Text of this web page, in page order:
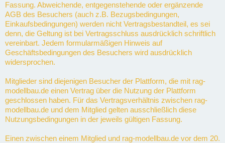
Fassung. Abweichende, entgegenstehende oder ergänzende
AGB des Besuchers (auch z.B. Bezugsbedingungen,
Einkaufsbedingungen) werden nicht Vertragsbestandteil, es sei
denn, die Geltung ist bei Vertragsschluss ausdrücklich schriftlich
vereinbart. Jedem formularmäßigen Hinweis auf
Geschäftsbedingungen des Besuchers wird ausdrücklich
widersprochen.
Mitglieder sind diejenigen Besucher der Plattform, die mit rag-
modellbau.de einen Vertrag über die Nutzung der Plattform
geschlossen haben. Für das Vertragsverhältnis zwischen rag-
modellbau.de und dem Mitglied gelten ausschließlich diese
Nutzungsbedingungen in der jeweils gültigen Fassung.
Einen zwischen einem Mitglied und rag-modellbau.de vor dem 20.